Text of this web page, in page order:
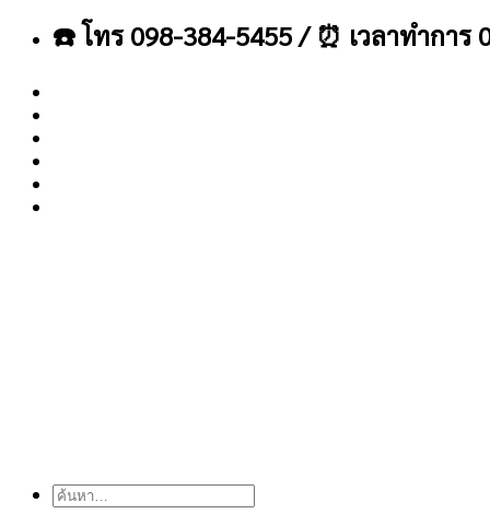
เนื้อหา
☎️ โทร 098-384-5455 / ⏰ เวลาทำการ
ค้นหา: